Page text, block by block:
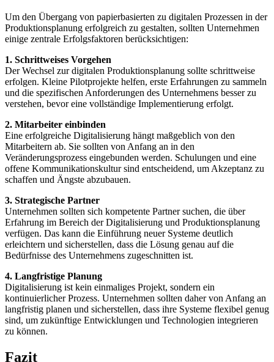
Um den Übergang von papierbasierten zu digitalen Prozessen in der
Produktionsplanung erfolgreich zu gestalten, sollten Unternehmen
einige zentrale Erfolgsfaktoren berücksichtigen:
1. Schrittweises Vorgehen
Der Wechsel zur digitalen Produktionsplanung sollte schrittweise
erfolgen. Kleine Pilotprojekte helfen, erste Erfahrungen zu sammeln
und die spezifischen Anforderungen des Unternehmens besser zu
verstehen, bevor eine vollständige Implementierung erfolgt.
2. Mitarbeiter einbinden
Eine erfolgreiche Digitalisierung hängt maßgeblich von den
Mitarbeitern ab. Sie sollten von Anfang an in den
Veränderungsprozess eingebunden werden. Schulungen und eine
offene Kommunikationskultur sind entscheidend, um Akzeptanz zu
schaffen und Ängste abzubauen.
3. Strategische Partner
Unternehmen sollten sich kompetente Partner suchen, die über
Erfahrung im Bereich der Digitalisierung und Produktionsplanung
verfügen. Das kann die Einführung neuer Systeme deutlich
erleichtern und sicherstellen, dass die Lösung genau auf die
Bedürfnisse des Unternehmens zugeschnitten ist.
4. Langfristige Planung
Digitalisierung ist kein einmaliges Projekt, sondern ein
kontinuierlicher Prozess. Unternehmen sollten daher von Anfang an
langfristig planen und sicherstellen, dass ihre Systeme flexibel genug
sind, um zukünftige Entwicklungen und Technologien integrieren
zu können.
Fazit